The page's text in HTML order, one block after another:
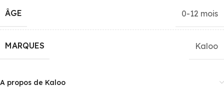
ÂGE 0-12 mois
MARQUES Kaloo
A propos de Kaloo